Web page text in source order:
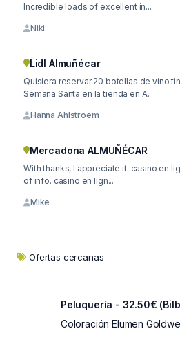
Incredible loads of excellent in...
Niki
Lidl Almuñécar
Quisiera reservar 20 botellas de vino
Semana Santa en la tienda en A...
Hanna Ahlstroem
Mercadona ALMUÑÉCAR
With thanks, I appreciate it. casino en
of info. casino en lign...
Mike
Ofertas cercanas
Peluquería - 32.50€
Coloración Elumen